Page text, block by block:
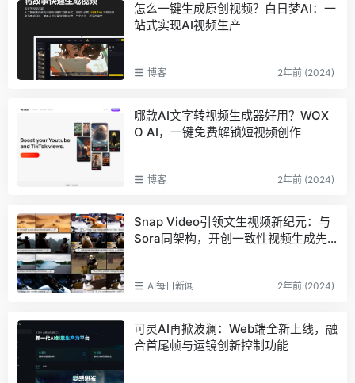
怎么一键生成原创视频？白日梦AI：一
站式实现AI视频生产
博客 2年前 (2024)
哪款AI文字转视频生成器好用？WOX
O AI，一键免费解锁短视频创作
博客 2年前 (2024)
Snap Video引领文生视频新纪元：与
Sora同架构，开创一致性视频生成先
AI每日新闻 2年前 (2024)
可灵AI再掀波澜：Web端全新上线，融
合首尾帧与运镜创新控制功能